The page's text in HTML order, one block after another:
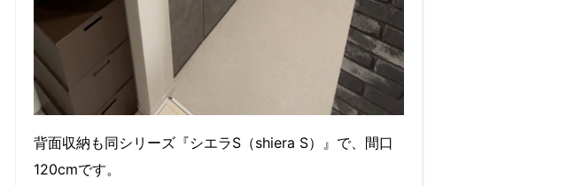
背面収納も同シリーズ『シエラS（shiera S）』で、間口
120cmです。